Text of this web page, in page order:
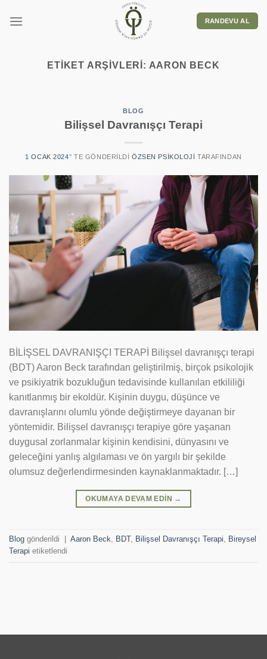
RANDEVU AL
ETIKET ARŞIVLERI: AARON BECK
BLOG
Bilişsel Davranışçı Terapi
1 OCAK 2024’' TE GÖNDERILDI ÖZSEN PSIKOLOJI TARAFINDAN
BİLİŞSEL DAVRANIŞÇI TERAPİ Bilişsel davranışçı terapi
(BDT) Aaron Beck tarafından geliştirilmiş, birçok psikolojik
ve psikiyatrik bozukluğun tedavisinde kullanılan etkililiği
kanıtlanmış bir ekoldür. Kişinin duygu, düşünce ve
davranışlarını olumlu yönde değiştirmeye dayanan bir
yöntemidir. Bilişsel davranışçı terapiye göre yaşanan
duygusal zorlanmalar kişinin kendisini, dünyasını ve
geleceğini yanlış algılaması ve ön yargılı bir şekilde
olumsuz değerlendirmesinden kaynaklanmaktadır. […]
OKUMAYA DEVAM EDIN →
Blog gönderildi Aaron Beck, BDT, Bilişsel Davranışçı Terapi, Bireysel
Terapi etiketlendi